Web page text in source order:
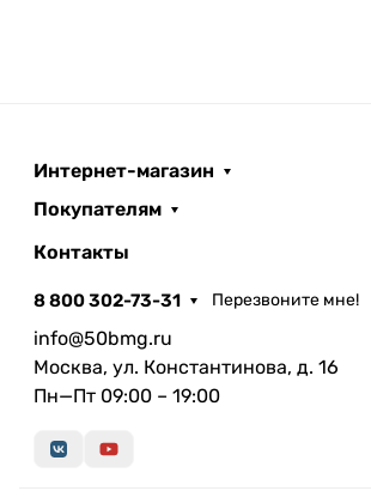
Интернет-магазин
Покупателям
Контакты
8 800 302-73-31 Перезвоните мне!
info@50bmg.ru
Москва, ул. Константинова, д. 16
Пн—Пт 09:00 – 19:00